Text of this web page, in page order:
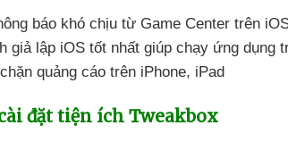
báo khó chịu từ Game Center trên
giả lập iOS tốt nhất giúp chạy ứng dụng
quảng cáo trên iPhone, iPad
đặt tiện ích Tweakbox